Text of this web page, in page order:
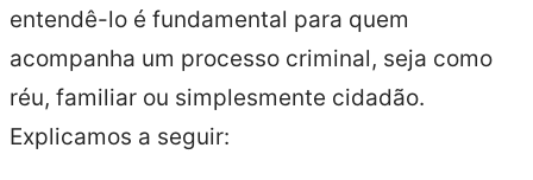
entendê-lo é fundamental para quem
acompanha um processo criminal, seja como
réu, familiar ou simplesmente cidadão.
Explicamos a seguir: